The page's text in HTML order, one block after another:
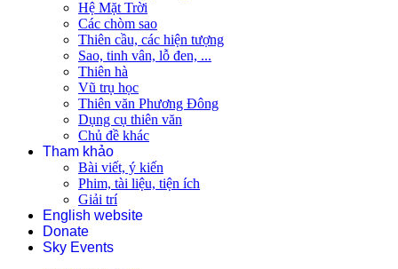
Hệ Mặt Trời
Các chòm sao
Thiên cầu, các hiện tượng
Sao, tinh vân, lỗ đen, ...
Thiên hà
Vũ trụ học
Thiên văn Phương Đông
Dụng cụ thiên văn
Chủ đề khác
Tham khảo
Bài viết, ý kiến
Phim, tài liệu, tiện ích
Giải trí
English website
Donate
Sky Events